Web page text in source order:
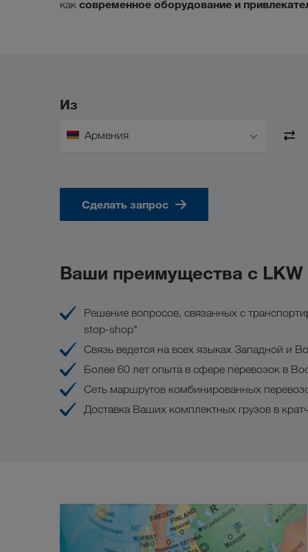
как современное оборудование и
Из
Армения
Сделать запрос
Ваши преимущества с LKW
Решение вопросов, связанных с
stop-shop"
Связь ведется на всех языках Западной и
Более 60 лет опыта в сфере перевозок в
Сеть маршрутов комбинированных
Доставка Ваших комплектных грузов в